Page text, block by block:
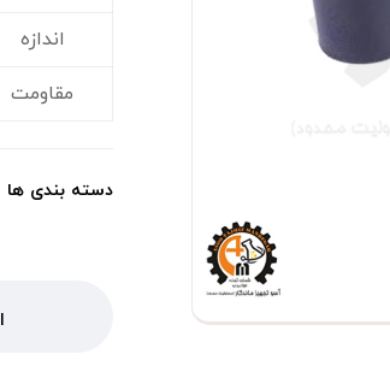
اندازه
مقاومت
دسته بندی ها